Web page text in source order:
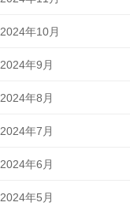
2024年10月
2024年9月
2024年8月
2024年7月
2024年6月
2024年5月